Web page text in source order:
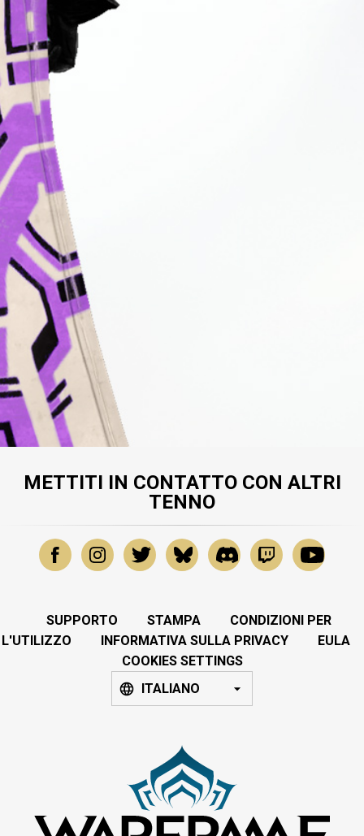
METTITI IN CONTATTO CON ALTRI
TENNO
SUPPORTO STAMPA
CONDIZIONI PER
L'UTILIZZO
INFORMATIVA SULLA PRIVACY
EULA
COOKIES SETTINGS
ITALIANO